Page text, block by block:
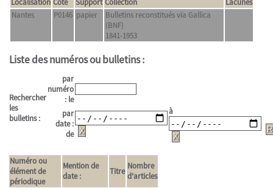
Localisation Cote Support Collection
Lacunes
Nantes
P0146 papier
Bulletins reconstitués via Gallica
(BNF)
1841-1953
Liste des numéros ou bulletins :
Rechercher
les
bulletins :
par
numéro
: le
par
date :
de
à
Numéro ou
élément de
périodique
Mention de
date :
Titre
Nombre
d'articles